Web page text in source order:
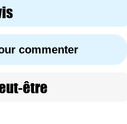
commenter
être